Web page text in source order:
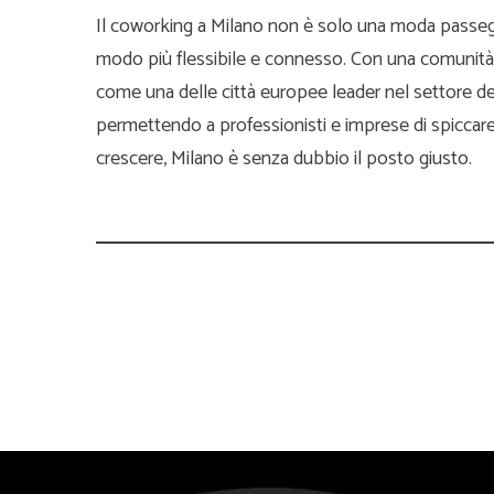
Il coworking a Milano non è solo una moda
modo più flessibile e connesso. Con una
come una delle città europee leader nel settore
permettendo a professionisti e imprese di
crescere, Milano è senza dubbio il posto giusto.